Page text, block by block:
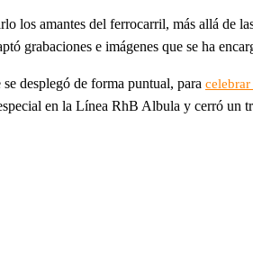
los amantes del ferrocarril, más allá de
grabaciones e imágenes que se ha
desplegó de forma puntual, para
en la Línea RhB Albula y cerró un